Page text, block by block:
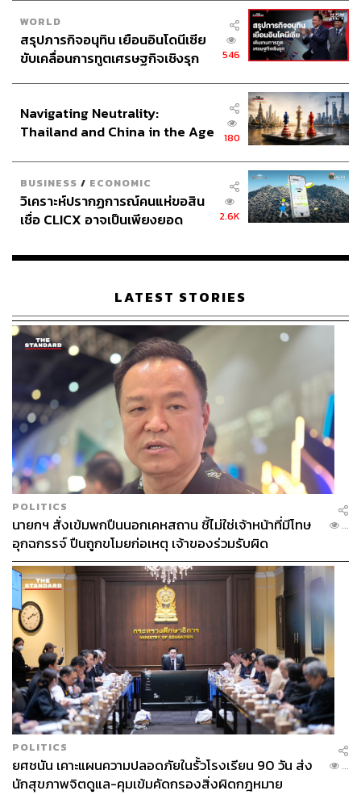
ทำงานในวงการหมอลำ และส่งวิถีหลังฮ้านกว่าสิมาเป็น
หมอลำ
Date:26-29 ธันวาคม 2567
Time:13.00-20.00 น.
Morlam Concert
งานใหญ่แดนอีสานจะม่วนให้สุดจะขาด ‘หมอลำ’ ได้อย่างไร
ดนตรีพื้นบ้านอีสานสนุกสนานและเต็มไปด้วยพลังงาน พร้อม
สาดสีสันแบบยุคสมัยใหม่ที่พลาดแล้วต้องบ่นเสียดาย งานนี้จัด
เต็มความสนุกสนานตลอด 4 วัน 4 คืน จาก 5 คณะ ได้แก่
ระเบียบวาทะศิลป์, ประถมบันเทิงศิลป์, สาวน้อยลำเพลิน
Show, วงษ์เจริญ บันเทิงศิลป์ และหมอลำไอดอล นี่เป็นเพียง
ส่วนหนึ่งเท่านั้น!
Date:26-29 ธันวาคม 2567
Time:19.00-02.00 น.
ราคาบัตร:500 บาท
WORLD
สรุปภารกิจอนุทิน เยือนอินโดนีเซีย
ขับเคลื่อนการทูตเศรษฐกิจเชิงรุก
546
Navigating Neutrality:
Thailand and China in the Age
180
BUSINESS / ECONOMIC
วิเคราะห์ปรากฏการณ์คนแห่ขอสิน
เชื่อ CLICX อาจเป็นเพียงยอด
เรือนไทยที่ถูกซุกไว้
2.6K
LATEST STORIES
POLITICS
นายกฯ สั่งเข้มพกปืนนอกเคหสถาน ชี้ไม่ใช่เจ้าหน้าที่มีโทษ
อุกฉกรรจ์ ปืนถูกขโมยก่อเหตุ เจ้าของร่วมรับผิด
...
POLITICS
ยศชนัน เคาะแผนความปลอดภัยในรั้วโรงเรียน 90 วัน ส่ง
นักสุขภาพจิตดูแล-คุมเข้มคัดกรองสิ่งผิดกฎหมาย
...